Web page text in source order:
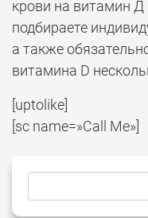
крови на витамин
подбираете
а также
витамина D
[uptolike]
[sc name=»Call Me»]